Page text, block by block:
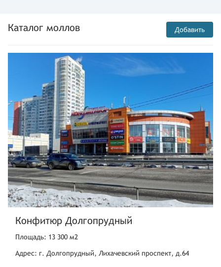
Каталог моллов Добавить
Конфитюр Долгопрудный
Площадь: 13 300 м2
Адрес: г. Долгопрудный, Лихачевский проспект, д.64